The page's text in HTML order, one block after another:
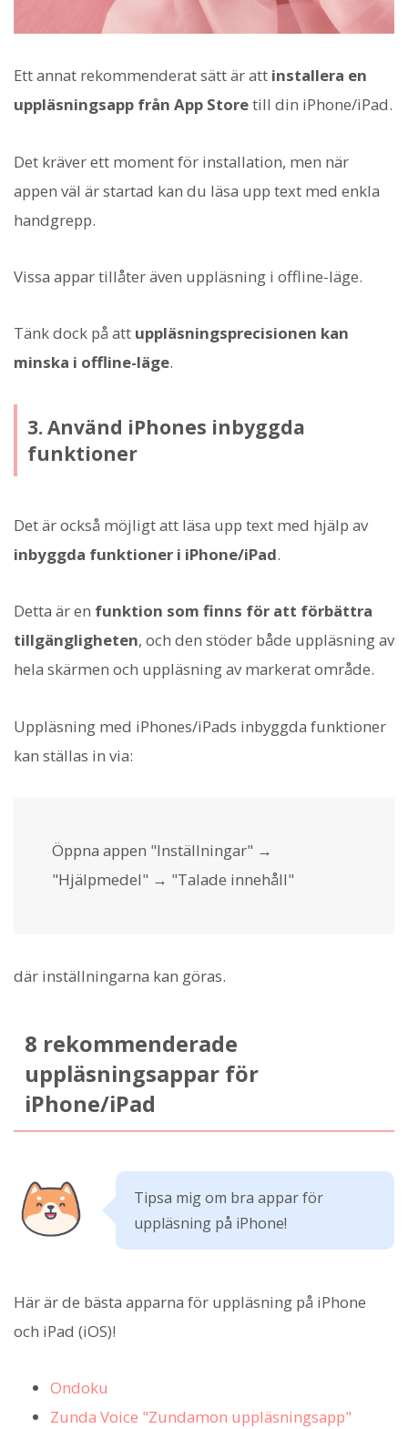
Ett annat rekommenderat sätt är att installera en
uppläsningsapp från App Storetill din iPhone/iPad.
Det kräver ett moment för installation, men när
appen väl är startad kan du läsa upp text med enkla
handgrepp.
Vissa appar tillåter även uppläsning i offline-läge.
Tänk dock på att uppläsningsprecisionen kan
minska i offline-läge.
3. Använd iPhones inbyggda
funktioner
Det är också möjligt att läsa upp text med hjälp av
inbyggda funktioner i iPhone/iPad.
Detta är en funktion som finns för att förbättra
tillgängligheten, och den stöder både uppläsning av
hela skärmen och uppläsning av markerat område.
Uppläsning med iPhones/iPads inbyggda funktioner
kan ställas in via:
Öppna appen "Inställningar" →
"Hjälpmedel" → "Talade innehåll"
där inställningarna kan göras.
8 rekommenderade
uppläsningsappar för
iPhone/iPad
Tipsa mig om bra appar för
uppläsning på iPhone!
Här är de bästa apparna för uppläsning på iPhone
och iPad (iOS)!
Ondoku
Zunda Voice "Zundamon uppläsningsapp"